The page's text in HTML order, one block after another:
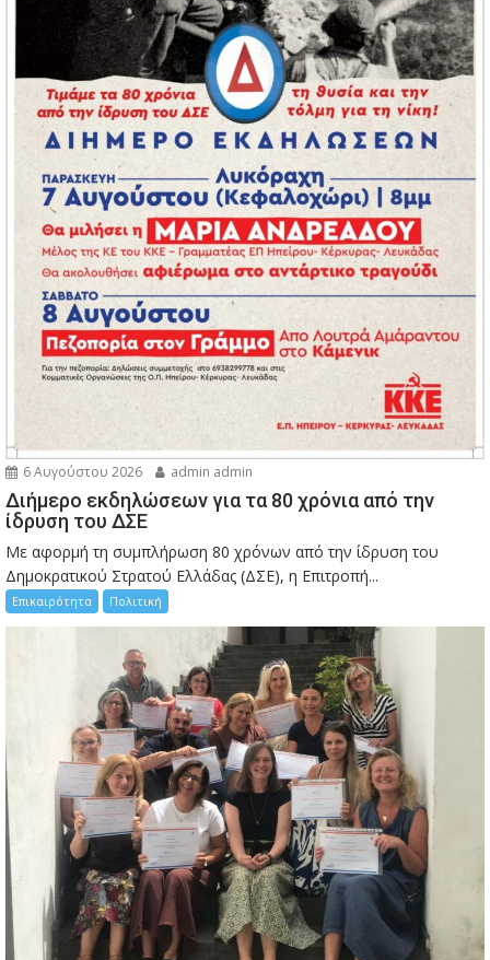
6 Αυγούστου 2026 admin admin
Διήμερο εκδηλώσεων για τα 80 χρόνια από την
ίδρυση του ΔΣΕ
Με αφορμή τη συμπλήρωση 80 χρόνων από την ίδρυση του
Δημοκρατικού Στρατού Ελλάδας (ΔΣΕ), η Επιτροπή...
Επικαιρότητα Πολιτική